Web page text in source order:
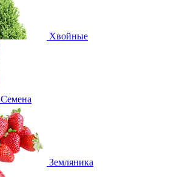
Хвойные
Семена
Земляника